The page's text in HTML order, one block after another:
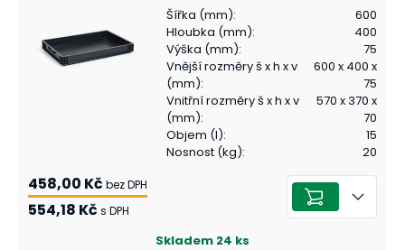
Šířka (mm):
600
Hloubka (mm):
400
Výška (mm):
75
Vnější rozměry š x h x v
(mm):
600 x 400 x
75
Vnitřní rozměry š x h x v
(mm):
570 x 370 x
70
Objem (l):
15
Nosnost (kg): 20
458,00 Kč bez DPH
554,18 Kč s DPH
Skladem 24 ks